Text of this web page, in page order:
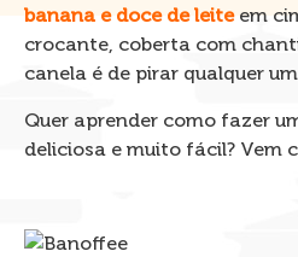
banana e doce de leiteem
crocante, coberta com
canela é de pirar qualquer
Quer aprender como fazer
deliciosa e muito fácil? Vem